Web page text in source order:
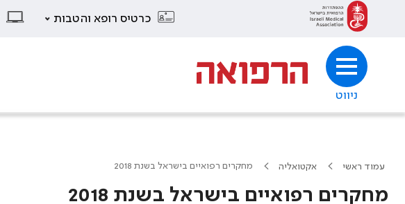
כרטיס רופא והטבות
ניווט
עמוד ראשי אקטואליה מחקרים רפואיים בישראל בשנת 2018
מחקרים רפואיים בישראל בשנת 2018